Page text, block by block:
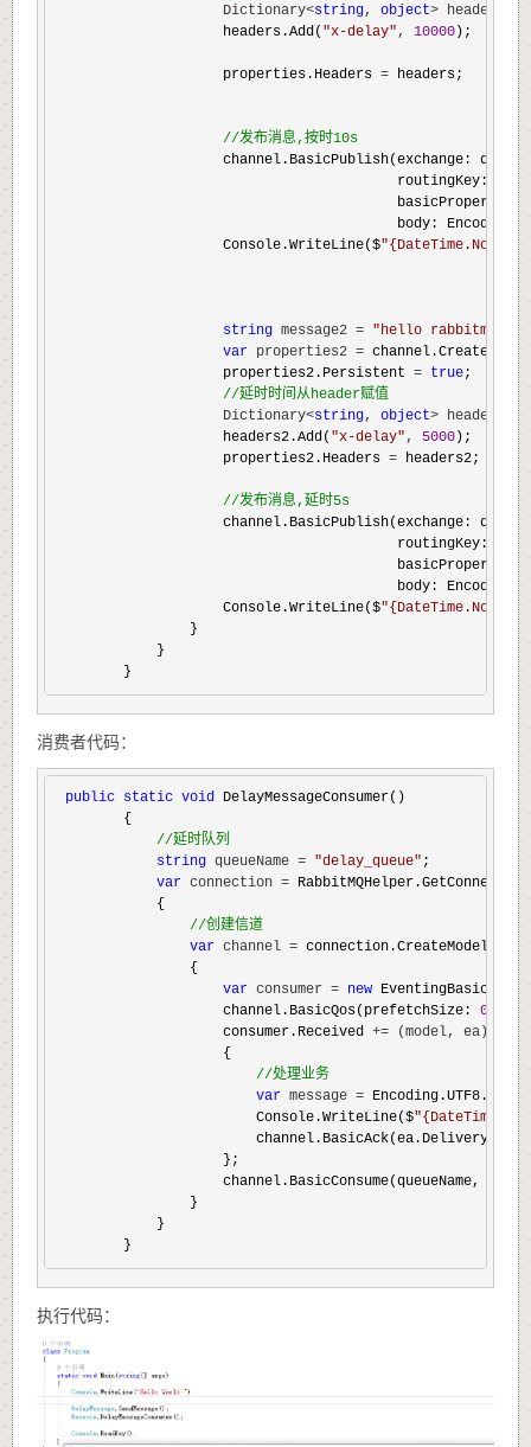
                    Dictionary<
string, object> headers =
                    headers.Add(
"x-delay" , 10000);
                    properties.Headers
= headers;
//发布消息,按时10s
channel.BasicPublish(exchange:
routingKey:
body:
                    Console.WriteLine($
"{DateTime.Now},向
string message2 = "hello rabbitmq
var properties2 =
                    properties2.Persistent
= true;
//延时时间从header赋值
                    Dictionary<
string, object> headers2
                    headers2.Add(
"x-delay" , 5000);
                    properties2.Headers
= headers2;
//发布消息,延时5s
channel.BasicPublish(exchange:
routingKey:
body:
                    Console.WriteLine($
"{DateTime.Now},向
                }
            }
        }
消费者代码：
public static void DelayMessageConsumer()
        {
//延时队列
string queueName = "delay_queue" ;
var connection =
            {
//创建信道
var channel = connection.CreateModel();
                {
var consumer = new
                    channel.BasicQos(prefetchSize:
0
,
                    consumer.Received
+= (model, ea) =>
                    {
//处理业务
var message =
                        Console.WriteLine($
"
                        channel.BasicAck(ea.DeliveryTag,
                    };
channel.BasicConsume(queueName,
                }
            }
        }
执行代码：